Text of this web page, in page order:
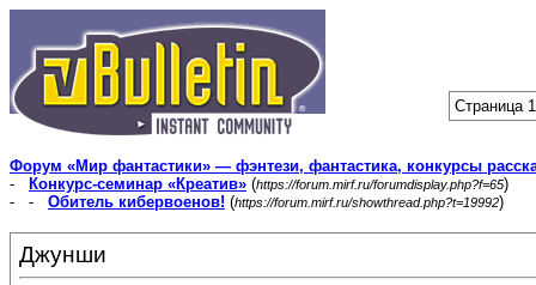
Страница
Форум «Мир фантастики» — фэнтези, фантастика, конкурсы
-
Конкурс-семинар «Креатив» (https://forum.mirf.ru/forumdisplay.php?f=65)
- - Обитель кибервоенов! (https://forum.mirf.ru/showthread.php?t=19992)
Джунши